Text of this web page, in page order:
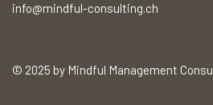
info@mindful-consulting.ch
© 2025 by Mindful Management